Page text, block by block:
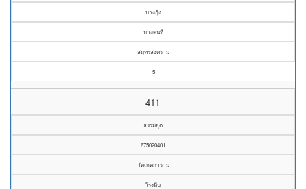
บางกุ้ง
บางคนที
สมุทรสงคราม
5
411
ธรรมยุต
675020401
วัดเกตการาม
โรงหีบ